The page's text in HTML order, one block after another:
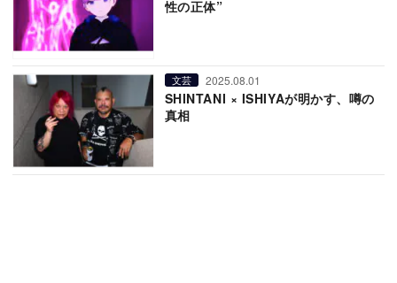
性の正体”
文芸 2025.08.01
SHINTANI × ISHIYAが明かす、噂の
真相